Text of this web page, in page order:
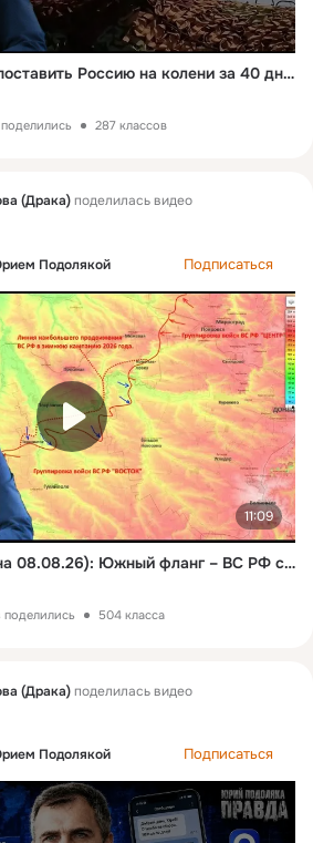
Киеву не удалось «поставить Россию на колени за 40 дней», а вот мы смогли за это время добиться многого…
поделились 287 классов
(Драка)поделилась видео
Подолякой Подписаться
11:09
Война на Украине (на 08.08.26): Южный фланг – ВС РФ с ходу вошли в Орехов. ВСУ проводят контрнаступ.
поделились 504 класса
(Драка)поделилась видео
Подолякой Подписаться